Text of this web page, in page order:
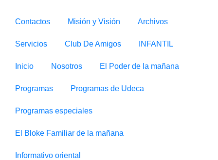
Contactos Misión y Visión Archivos
Servicios Club De Amigos INFANTIL
Inicio Nosotros El Poder de la mañana
Programas Programas de Udeca
Programas especiales
El Bloke Familiar de la mañana
Informativo oriental